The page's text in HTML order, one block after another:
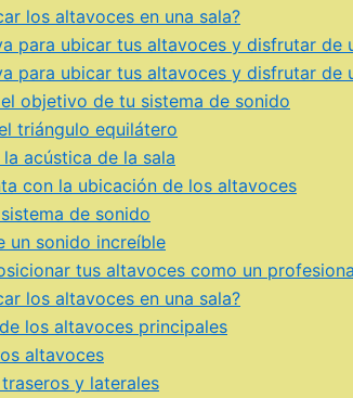
los altavoces en una sala?
para ubicar tus altavoces y disfrutar de
para ubicar tus altavoces y disfrutar de
el objetivo de tu sistema de sonido
triángulo equilátero
acústica de la sala
con la ubicación de los altavoces
de sonido
un sonido increíble
tus altavoces como un
los altavoces en una sala?
los altavoces principales
altavoces
y laterales